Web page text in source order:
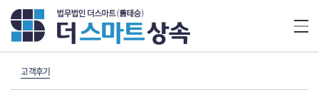
고객후기